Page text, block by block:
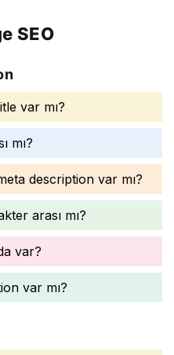
SEO
var mı?
mı?
description var mı?
arası mı?
var?
var mı?